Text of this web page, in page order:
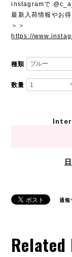
instagramで
最新入荷情報やお
＞＞
https://
種類
数量
通報
Related